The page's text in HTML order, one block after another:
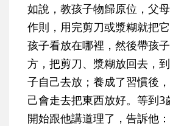
如說，教孩子物歸原位，父
作則，用完剪刀或漿糊就把
孩子看放在哪裡，然後帶孩
方，把剪刀、漿糊放回去，
子自己去放；養成了習慣後
己會走去把東西放好。等到3
開始跟他講道理了，告訴他